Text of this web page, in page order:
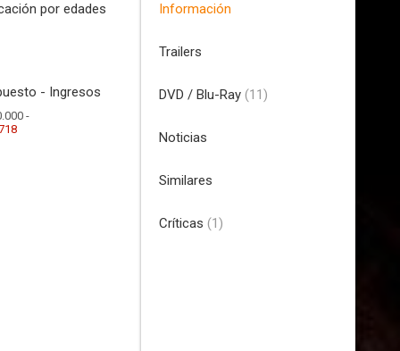
por edades
- Ingresos
-
Información
Trailers
DVD / Blu-Ray (11)
Noticias
Similares
Críticas (1)